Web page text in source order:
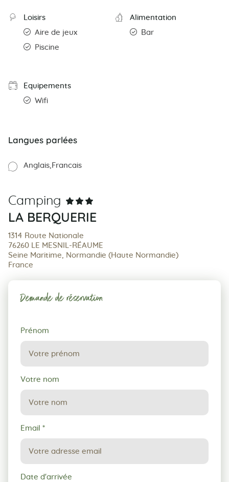
Loisirs
Aire de jeux
Piscine
Alimentation
Bar
Equipements
Wifi
Langues parlées
Anglais Francais
Camping
LA BERQUERIE
1314 Route Nationale
76260 LE MESNIL-RÉAUME
Seine Maritime, Normandie (Haute Normandie)
France
Demande de réservation
Demande
de
réservation
Prénom
Votre nom
Email *
Date d'arrivée